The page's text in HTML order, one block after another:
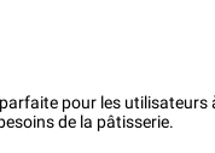
pour les utilisateurs
de la pâtisserie.